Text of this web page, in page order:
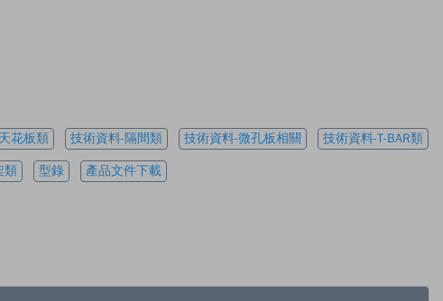
花板類 技術資料-隔間類 技術資料-微孔板相關 技術資料-T-BAR類
類 型錄 產品文件下載